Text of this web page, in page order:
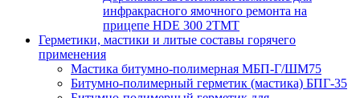
инфракрасного ямочного ремонта на
прицепе HDE 300 2TMT
Герметики, мастики и литые составы горячего
применения
Мастика битумно-полимерная МБП-Г/ШМ75
Битумно-полимерный герметик (мастика) БПГ-35